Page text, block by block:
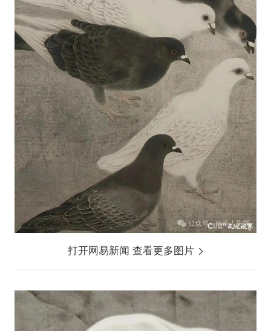
打开网易新闻 查看更多图片